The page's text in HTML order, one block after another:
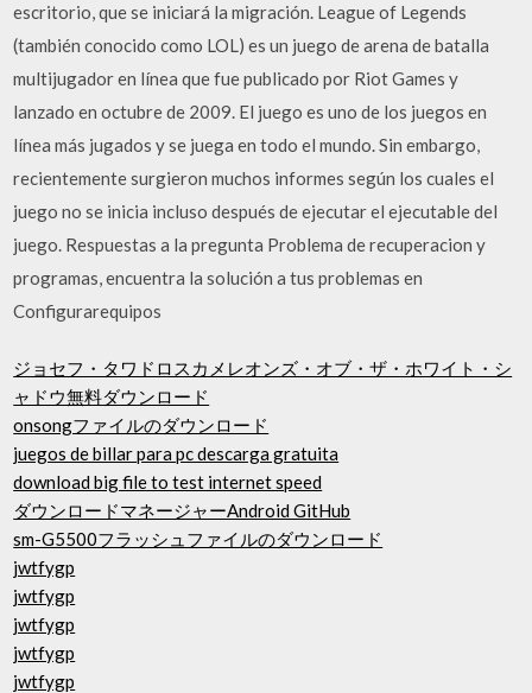
escritorio, que se iniciará la migración. League of Legends
(también conocido como LOL) es un juego de arena de batalla
multijugador en línea que fue publicado por Riot Games y
lanzado en octubre de 2009. El juego es uno de los juegos en
línea más jugados y se juega en todo el mundo. Sin embargo,
recientemente surgieron muchos informes según los cuales el
juego no se inicia incluso después de ejecutar el ejecutable del
juego. Respuestas a la pregunta Problema de recuperacion y
programas, encuentra la solución a tus problemas en
Configurarequipos
ジョセフ・タワドロスカメレオンズ・オブ・ザ・ホワイト・シ
ャドウ無料ダウンロード
onsongファイルのダウンロード
juegos de billar para pc descarga gratuita
download big file to test internet speed
ダウンロードマネージャーAndroid GitHub
sm-G5500フラッシュファイルのダウンロード
jwtfygp
jwtfygp
jwtfygp
jwtfygp
jwtfygp